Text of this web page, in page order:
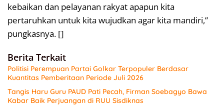
kebaikan dan pelayanan rakyat apapun kita
pertaruhkan untuk kita wujudkan agar kita mandiri,”
pungkasnya. []
Berita Terkait
Politisi Perempuan Partai Golkar Terpopuler Berdasar
Kuantitas Pemberitaan Periode Juli 2026
Tangis Haru Guru PAUD Pati Pecah, Firman Soebagyo Bawa
Kabar Baik Perjuangan di RUU Sisdiknas